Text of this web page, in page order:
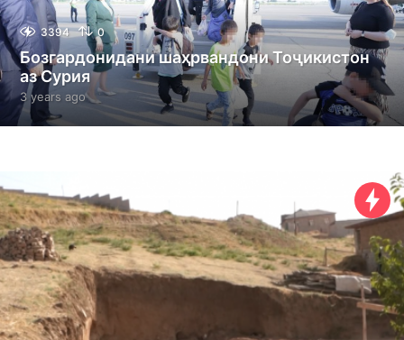
o
3394 0
Бозгардонидани шаҳрвандони Тоҷикистон
аз Сурия
3 years ago3
e
a
g
o